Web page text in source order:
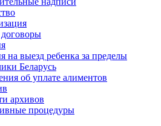
на выезд ребенка за пределы
Беларусь
об уплате алиментов
архивов
процедуры